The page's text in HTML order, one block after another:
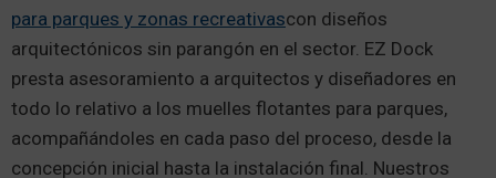
para parques y zonas recreativascon diseños
arquitectónicos sin parangón en el sector. EZ Dock
presta asesoramiento a arquitectos y diseñadores en
todo lo relativo a los muelles flotantes para parques,
acompañándoles en cada paso del proceso, desde la
concepción inicial hasta la instalación final. Nuestros